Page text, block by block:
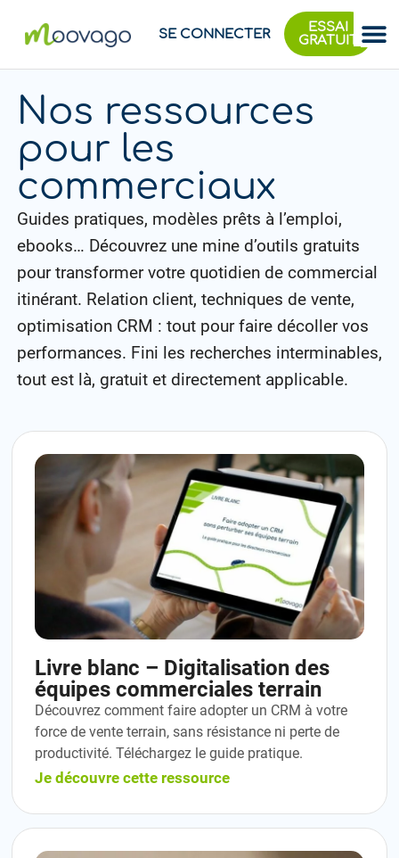
SE CONNECTER
ESSAI
GRATUIT
Nos ressources
pour les
commerciaux
Guides pratiques, modèles prêts à l’emploi,
ebooks… Découvrez une mine d’outils gratuits
pour transformer votre quotidien de commercial
itinérant. Relation client, techniques de vente,
optimisation CRM : tout pour faire décoller vos
performances. Fini les recherches interminables,
tout est là, gratuit et directement applicable.
Livre blanc – Digitalisation des
équipes commerciales terrain
Découvrez comment faire adopter un CRM à votre
force de vente terrain, sans résistance ni perte de
productivité. Téléchargez le guide pratique.
Je découvre cette ressource